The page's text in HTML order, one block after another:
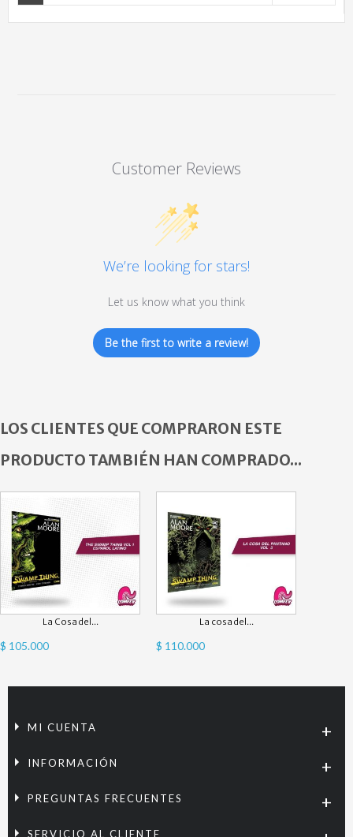
Customer Reviews
We’re looking for stars!
Let us know what you think
Be the first to write a review!
LOS CLIENTES QUE COMPRARON ESTE
PRODUCTO TAMBIÉN HAN COMPRADO...
La Cosa del...
$ 105.000
La cosa del...
$ 110.000
MI CUENTA
INFORMACIÓN
PREGUNTAS FRECUENTES
SERVICIO AL CLIENTE